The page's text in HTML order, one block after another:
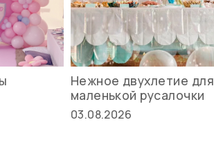
Нежное двухлетие для
маленькой русалочки
03.08.2026